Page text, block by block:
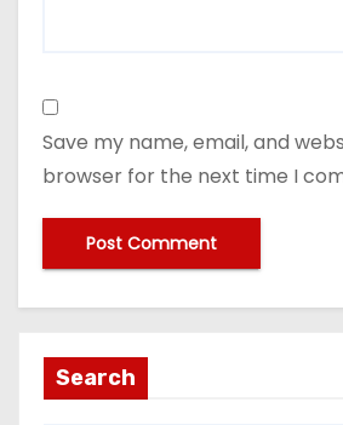
Save my name, email, and
browser for the next time I
Search